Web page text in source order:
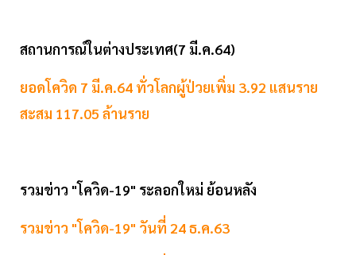
สถานการณ์ในต่างประเทศ(7 มี.ค.64)
ยอดโควิด 7 มี.ค.64 ทั่วโลกผู้ป่วยเพิ่ม 3.92 แสนราย
สะสม 117.05 ล้านราย
รวมข่าว "โควิด-19" ระลอกใหม่ ย้อนหลัง
รวมข่าว "โควิด-19" วันที่ 24 ธ.ค.63